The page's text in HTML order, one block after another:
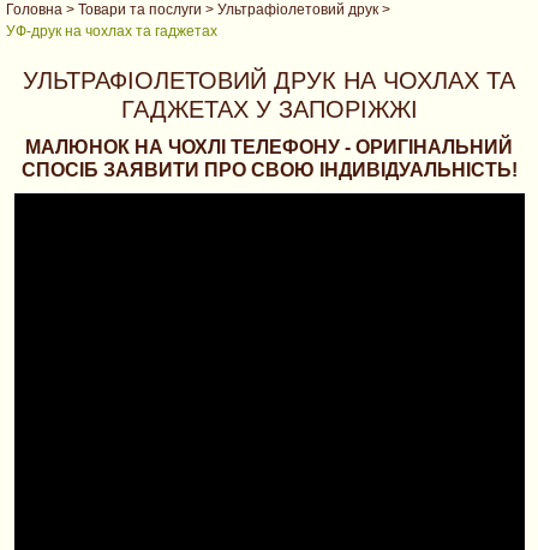
Головна > Товари та послуги > Ультрафіолетовий друк >
УФ-друк на чохлах та гаджетах
УЛЬТРАФІОЛЕТОВИЙ ДРУК НА ЧОХЛАХ ТА
ГАДЖЕТАХ У ЗАПОРІЖЖІ
МАЛЮНОК НА ЧОХЛІ ТЕЛЕФОНУ - ОРИГІНАЛЬНИЙ
СПОСІБ ЗАЯВИТИ ПРО СВОЮ ІНДИВІДУАЛЬНІСТЬ!